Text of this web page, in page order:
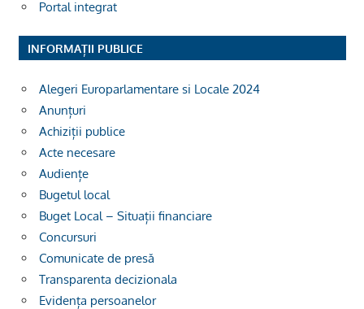
Portal integrat
INFORMAȚII PUBLICE
Alegeri Europarlamentare si Locale 2024
Anunțuri
Achiziții publice
Acte necesare
Audiențe
Bugetul local
Buget Local – Situații financiare
Concursuri
Comunicate de presă
Transparenta decizionala
Evidența persoanelor